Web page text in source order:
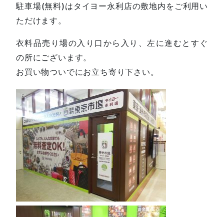
駐車場(無料)はタイヨー永利店の敷地内をご利用い
ただけます。
衣料品売り場の入り口から入り、左に進むとすぐ
の所にございます。
お買い物ついでにお立ち寄り下さい。